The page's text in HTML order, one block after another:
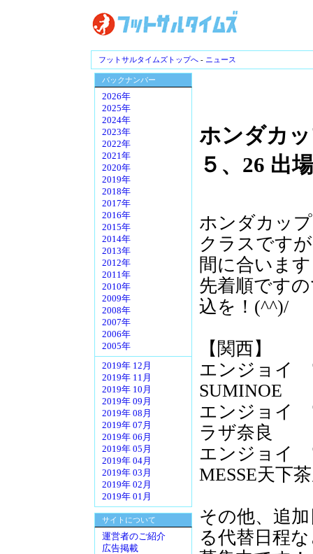
フットサルタイムズトップへ - ニュース
バックナンバー
2026年
2025年
2024年
2023年
2022年
2021年
2020年
2019年
2018年
2017年
2016年
2015年
2014年
2013年
2012年
2011年
2010年
2009年
2008年
2007年
2006年
2005年
2019年 12月
2019年 11月
2019年 10月
2019年 09月
2019年 08月
2019年 07月
2019年 06月
2019年 05月
2019年 04月
2019年 03月
2019年 02月
2019年 01月
サイトについて
運営者のご紹介
広告掲載
ホンダカ
５、26 出
ホンダカッ
クラスです
間に合いま
先着順です
込を！(^^)/
【関西】
エンジョイ
SUMINOE
エンジョイ
ラザ奈良
エンジョイ
MESSE天下
その他、追
る代替日程